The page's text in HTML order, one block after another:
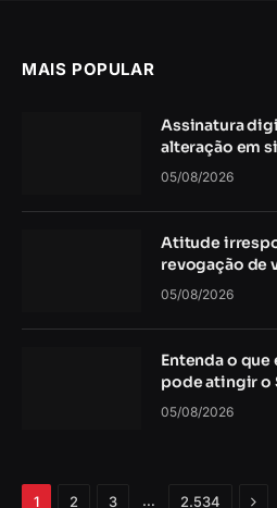
MAIS POPULAR
Assinatura
alteração em
05/08/2026
Atitude
revogação de
05/08/2026
Entenda o
pode atingir o
05/08/2026
1 2 3 … 2.534